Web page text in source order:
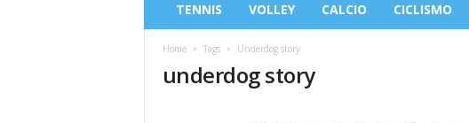
Sport
TENNIS VOLLEY CALCIO CICLISMO
Home Tags Underdog story
underdog story